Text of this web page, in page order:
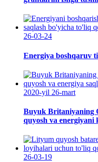
26-03-24
Energiya boshqaruv
2020-yil 26-mart
Buyuk Britaniyaning
quyosh va energiyani
26-03-19